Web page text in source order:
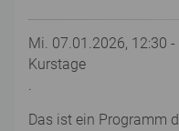
Mi. 07.01.2026, 12:30
Kurstage
.
Das ist ein Programm